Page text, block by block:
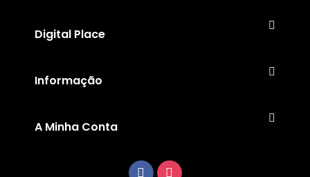
Digital Place
Informação
A Minha Conta